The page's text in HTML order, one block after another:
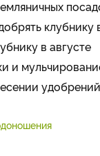
клубнику
в августе
и